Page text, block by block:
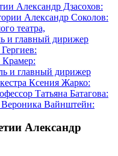
Александр Дзасохов:
Александр Соколов:
театра,
и главный дирижер
и главный дирижер
Ксения Жарко:
Татьяна Батагова:
Вайнштейн:
Александр